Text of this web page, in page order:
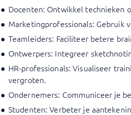
Docenten: Ontwikkel technieken
Marketingprofessionals: Gebruik
Teamleiders: Faciliteer betere
Ontwerpers: Integreer
HR-professionals: Visualiseer
vergroten.
Ondernemers: Communiceer je
Studenten: Verbeter je